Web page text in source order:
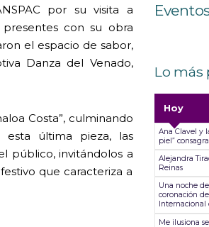
por su visita a
con su obra
el espacio de sabor,
Danza del Venado,
Costa”, culminando
esta última pieza, las
público, invitándolos a
que caracteriza a
Lo más
Hoy
Ana Clavel y
piel”
Alejandra
Reinas
Una noche
coronación
Me ilusiona